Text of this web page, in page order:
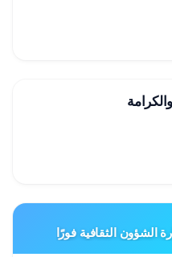
الشؤون الثقافية فورًا